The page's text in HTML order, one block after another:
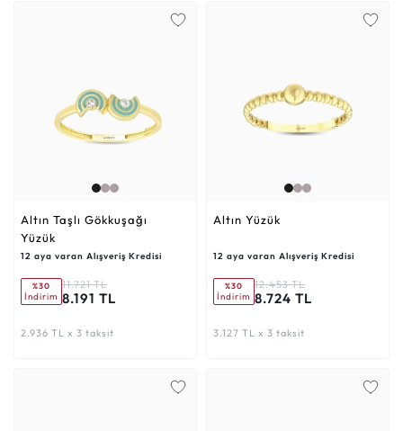
Altın Taşlı Gökkuşağı
Yüzük
12 aya varan Alışveriş Kredisi
%30
İndirim
11.721 TL
8.191 TL
2.936 TL x 3 taksit
Altın Yüzük
12 aya varan Alışveriş Kredisi
%30
İndirim
12.453 TL
8.724 TL
3.127 TL x 3 taksit